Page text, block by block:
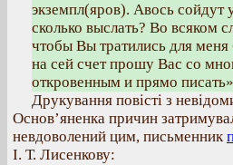
экземпл(яров). Авось сойдут
сколько выслать? Во всяком
чтобы Вы тратились для
на сей счет прошу Вас со
откровенным и прямо
Друкування повісті з
Основ’яненка причин
невдоволений цим, письменник
І. Т. Лисенкову: